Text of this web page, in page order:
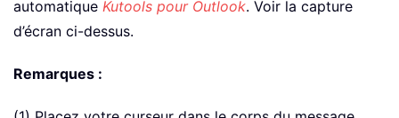
automatique Kutools pour Outlook. Voir la capture
d’écran ci-dessus.
Remarques :